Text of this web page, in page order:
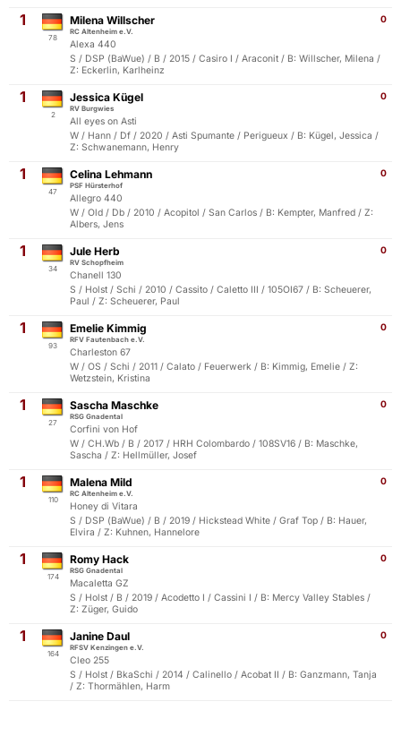
1
78
0
Milena Willscher
RC Altenheim e.V.
Alexa 440
S / DSP (BaWue) / B / 2015 / Casiro I / Araconit / B: Willscher, Milena /
Z: Eckerlin, Karlheinz
1
2
0
Jessica Kügel
RV Burgwies
All eyes on Asti
W / Hann / Df / 2020 / Asti Spumante / Perigueux / B: Kügel, Jessica /
Z: Schwanemann, Henry
1
47
0
Celina Lehmann
PSF Hürsterhof
Allegro 440
W / Old / Db / 2010 / Acopitol / San Carlos / B: Kempter, Manfred / Z:
Albers, Jens
1
34
0
Jule Herb
RV Schopfheim
Chanell 130
S / Holst / Schi / 2010 / Cassito / Caletto III / 105OI67 / B: Scheuerer,
Paul / Z: Scheuerer, Paul
1
93
0
Emelie Kimmig
RFV Fautenbach e.V.
Charleston 67
W / OS / Schi / 2011 / Calato / Feuerwerk / B: Kimmig, Emelie / Z:
Wetzstein, Kristina
1
27
0
Sascha Maschke
RSG Gnadental
Corfini von Hof
W / CH.Wb / B / 2017 / HRH Colombardo / 108SV16 / B: Maschke,
Sascha / Z: Hellmüller, Josef
1
110
0
Malena Mild
RC Altenheim e.V.
Honey di Vitara
S / DSP (BaWue) / B / 2019 / Hickstead White / Graf Top / B: Hauer,
Elvira / Z: Kuhnen, Hannelore
1
174
0
Romy Hack
RSG Gnadental
Macaletta GZ
S / Holst / B / 2019 / Acodetto I / Cassini I / B: Mercy Valley Stables /
Z: Züger, Guido
1
164
0
Janine Daul
RFSV Kenzingen e.V.
Cleo 255
S / Holst / BkaSchi / 2014 / Calinello / Acobat II / B: Ganzmann, Tanja
/ Z: Thormählen, Harm